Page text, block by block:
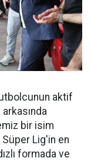
aktif
bir isim
Süper Lig'in en
formada ve